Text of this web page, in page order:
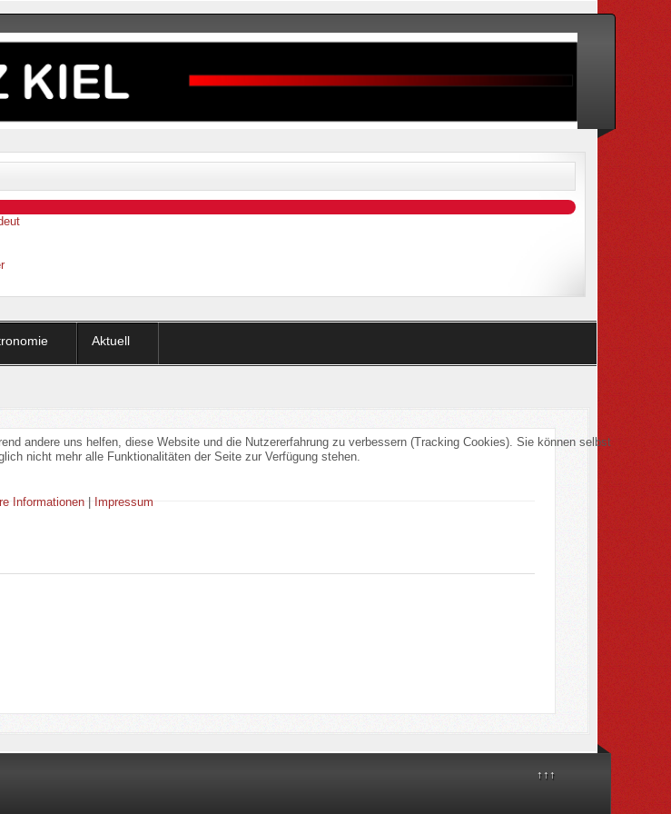
Aktuell
↑↑↑
andere uns helfen, diese Website und die Nutzererfahrung zu verbessern (Tracking Cookies). Sie können selbst
nicht mehr alle Funktionalitäten der Seite zur Verfügung stehen.
Informationen| Impressum